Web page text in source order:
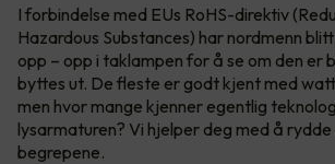
I forbindelse med EUs RoHS-direktiv
Hazardous Substances) har nordmenn
opp – opp i taklampen for å se om den er
byttes ut. De fleste er godt kjent med
men hvor mange kjenner egentlig
lysarmaturen? Vi hjelper deg med å rydde
begrepene.